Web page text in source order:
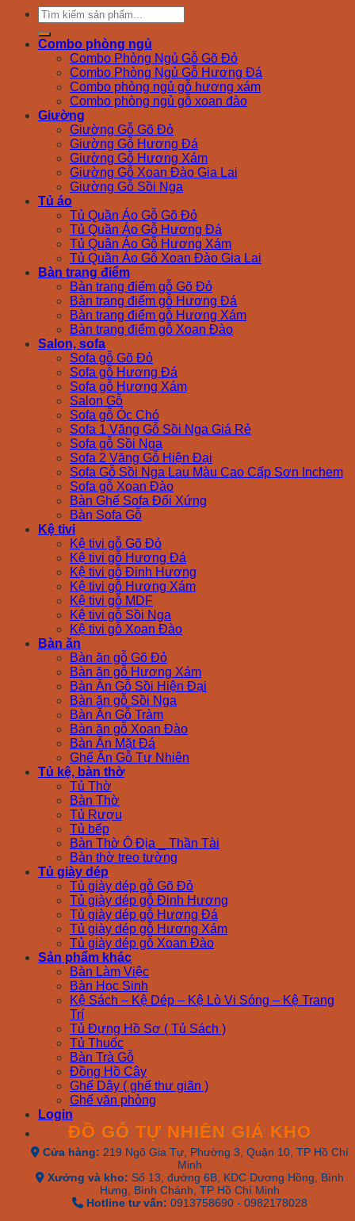
Search
for:
Combo phòng ngủ
Combo Phòng Ngủ Gỗ Gõ Đỏ
Combo Phòng Ngủ Gỗ Hương Đá
Combo phòng ngủ gỗ hương xám
Combo phòng ngủ gỗ xoan đào
Giường
Giường Gỗ Gõ Đỏ
Giường Gỗ Hương Đá
Giường Gỗ Hương Xám
Giường Gỗ Xoan Đào Gia Lai
Giường Gỗ Sồi Nga
Tủ áo
Tủ Quần Áo Gỗ Gõ Đỏ
Tủ Quần Áo Gỗ Hương Đá
Tủ Quân Áo Gỗ Hương Xám
Tủ Quần Áo Gỗ Xoan Đào Gia Lai
Bàn trang điểm
Bàn trang điểm gỗ Gõ Đỏ
Bàn trang điểm gỗ Hương Đá
Bàn trang điểm gỗ Hương Xám
Bàn trang điểm gỗ Xoan Đào
Salon, sofa
Sofa gỗ Gõ Đỏ
Sofa gỗ Hương Đá
Sofa gỗ Hương Xám
Salon Gỗ
Sofa gỗ Óc Chó
Sofa 1 Văng Gỗ Sồi Nga Giá Rẻ
Sofa gỗ Sồi Nga
Sofa 2 Văng Gỗ Hiện Đại
Sofa Gỗ Sồi Nga Lau Màu Cao Cấp Sơn Inchem
Sofa gỗ Xoan Đào
Bàn Ghế Sofa Đối Xứng
Bàn Sofa Gỗ
Kệ tivi
Kệ tivi gỗ Gõ Đỏ
Kệ tivi gỗ Hương Đá
Kệ tivi gỗ Đinh Hương
Kệ tivi gỗ Hương Xám
Kệ tivi gỗ MDF
Kệ tivi gỗ Sồi Nga
Kệ tivi gỗ Xoan Đào
Bàn ăn
Bàn ăn gỗ Gõ Đỏ
Bàn ăn gỗ Hương Xám
Bàn Ăn Gỗ Sồi Hiện Đại
Bàn ăn gỗ Sồi Nga
Bàn Ăn Gỗ Tràm
Bàn ăn gỗ Xoan Đào
Bàn Ăn Mặt Đá
Ghế Ăn Gỗ Tự Nhiên
Tủ kệ, bàn thờ
Tủ Thờ
Bàn Thờ
Tủ Rượu
Tủ bếp
Bàn Thờ Ô Địa _ Thần Tài
Bàn thờ treo tường
Tủ giày dép
Tủ giày dép gỗ Gõ Đỏ
Tủ giày dép gỗ Đinh Hương
Tủ giày dép gỗ Hương Đá
Tủ giày dép gỗ Hương Xám
Tủ giày dép gỗ Xoan Đào
Sản phẩm khác
Bàn Làm Việc
Bàn Học Sinh
Kệ Sách – Kệ Dép – Kệ Lò Vi Sóng – Kệ Trang
Trí
Tủ Đựng Hồ Sơ ( Tủ Sách )
Tủ Thuốc
Bàn Trà Gỗ
Đồng Hồ Cây
Ghế Dây ( ghế thư giãn )
Ghế văn phòng
Login
ĐỒ GỖ TỰ NHIÊN GIÁ KHO
Cửa hàng: 219 Ngô Gia Tự, Phường 3, Quận 10, TP Hồ Chí
Minh
Xưởng và kho: Số 13, đường 6B, KDC Dương Hồng, Bình
Hưng, Bình Chánh, TP Hồ Chí Minh
Hotline tư vấn: 0913758690 - 0982178028